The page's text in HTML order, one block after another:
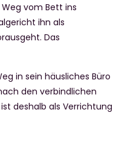
vom Bett ins
ihn als
Das
in sein häusliches Büro
den verbindlichen
deshalb als Verrichtung